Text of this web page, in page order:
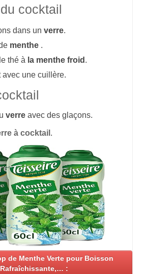
cocktail
dans un verre.
menthe .
thé à la menthe froid .
avec une cuillère.
verre avec des glaçons.
à cocktail .
de Menthe Verte pour Boisson
Rafraîchissante,… :